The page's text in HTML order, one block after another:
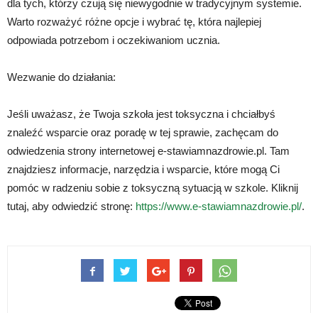
dla tych, którzy czują się niewygodnie w tradycyjnym systemie.
Warto rozważyć różne opcje i wybrać tę, która najlepiej
odpowiada potrzebom i oczekiwaniom ucznia.
Wezwanie do działania:
Jeśli uważasz, że Twoja szkoła jest toksyczna i chciałbyś
znaleźć wsparcie oraz poradę w tej sprawie, zachęcam do
odwiedzenia strony internetowej e-stawiamnazdrowie.pl. Tam
znajdziesz informacje, narzędzia i wsparcie, które mogą Ci
pomóc w radzeniu sobie z toksyczną sytuacją w szkole. Kliknij
tutaj, aby odwiedzić stronę: https://www.e-stawiamnazdrowie.pl/.